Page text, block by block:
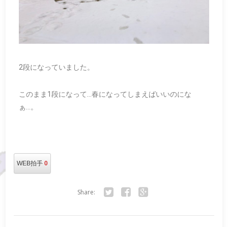
2段になっていました。
このまま1段になって…春になってしまえばいいのにな
ぁ…。
WEB拍手0
Share: